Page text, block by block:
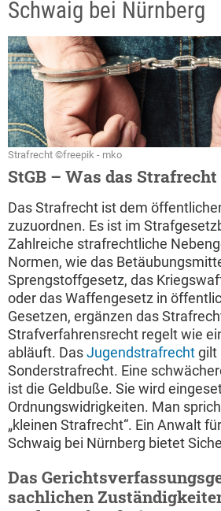
Schwaig bei Nürnberg
Strafrecht ©freepik - mko
StGB – Was das
Das Strafrecht ist dem
zuzuordnen. Es ist im
Zahlreiche strafrechtliche
Normen, wie das
Sprengstoffgesetz, das
oder das Waffengesetz in
Gesetzen, ergänzen das
Strafverfahrensrecht regelt wie
abläuft. DasJugendstrafrechtgilt
Sonderstrafrecht. Eine
ist die Geldbuße. Sie wird
Ordnungswidrigkeiten. Man
„kleinen Strafrecht“. Ein Anwalt
Schwaig bei Nürnberg bietet
Das
sachlichen